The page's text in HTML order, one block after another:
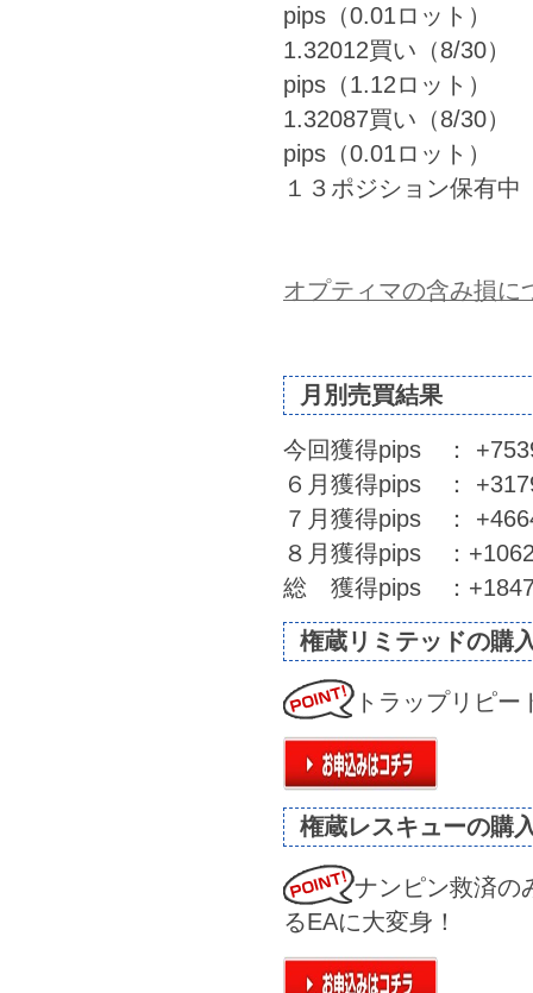
pips（0.01ロット）
1.32012買い（8/30
pips（1.12ロット）
1.32087買い（8/30
pips（0.01ロット）
１３ポジション保有中
オプティマの含み損に
月別売買結果
今回獲得pips ：
６月獲得pips ：
７月獲得pips ：
８月獲得pips ：
総 獲得pips ：
権蔵リミテッドの購
トラップリピ
権蔵レスキューの購
ナンピン救済の
るEAに大変身！